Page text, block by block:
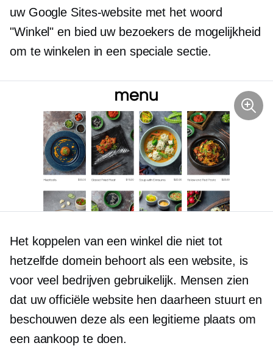
uw Google Sites-website met het woord
"Winkel" en bied uw bezoekers de mogelijkheid
om te winkelen in een speciale sectie.
Het koppelen van een winkel die niet tot
hetzelfde domein behoort als een website, is
voor veel bedrijven gebruikelijk. Mensen zien
dat uw officiële website hen daarheen stuurt en
beschouwen deze als een legitieme plaats om
een ​​aankoop te doen.